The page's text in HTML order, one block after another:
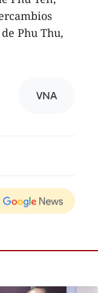
Phu Thu,
VNA